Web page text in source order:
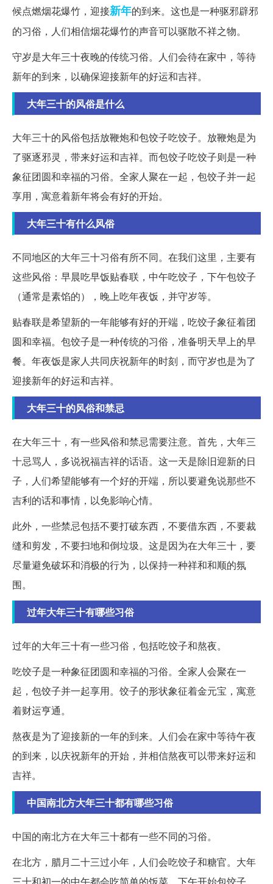
候点燃烟花爆竹，迎接新年的到来。这也是一种驱邪辟邪
的习俗，人们相信烟花爆竹的声音可以驱散不祥之物。
守岁是大年三十夜晚的传统习俗。人们会待在家中，等待
新年的到来，以确保迎接新年的好运和吉祥。
大年三十的风俗是什么
大年三十的风俗包括放鞭炮和包饺子吃饺子。放鞭炮是为
了驱逐邪灵，带来好运和吉祥。而包饺子吃饺子则是一种
象征团圆和幸福的习俗。全家人聚在一起，包饺子并一起
享用，寓意着新年将会有好的开始。
大年三十有什么风俗
不同地区的大年三十习俗有所不同。在我们这里，主要有
这些风俗：早晨吃早饭贴春联，中午吃饺子，下午包饺子
（通常是素馅的），晚上吃年夜饭，并守岁等。
贴春联是希望新的一年能够有好的开端，吃饺子象征着团
圆和幸福。包饺子是一种传统的习俗，准备明天早上的早
餐。年夜饭是家人共同庆祝新年的时刻，而守岁也是为了
迎接新年的好运和吉祥。
大年三十的风俗和禁忌
在大年三十，有一些风俗和禁忌需要注意。首先，大年三
十忌骂人，多说祝福吉祥的话语。这一天是除旧迎新的日
子，人们希望能够有一个好的开端，所以要避免说那些不
吉利的话和事情，以免影响心情。
此外，一些禁忌包括不要打破东西，不要借东西，不要裁
缝和剪发，不要扫地和倒垃圾。这是因为在大年三十，要
尽量避免破坏和消极的行为，以保持一种祥和和顺的氛
围。
过年大年三十有哪些习俗
过年的大年三十有一些习俗，包括吃饺子和熬夜。
吃饺子是一种象征团圆和幸福的习俗。全家人会聚在一
起，包饺子并一起享用。饺子的形状象征着金元宝，寓意
着财运亨通。
熬夜是为了迎接新的一年的到来。人们会在家中等待午夜
的到来，以庆祝新年的开始，并相信熬夜可以带来好运和
吉祥。
中国南北方大年三十都有哪些习俗
中国的南北方在大年三十都有一些不同的习俗。
在北方，腊月二十三过小年，人们会吃饺子和糖官。大年
三十和初一的中午都会吃简单的饭菜，下午开始包饺子，